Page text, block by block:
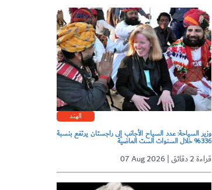
الهند
وزير السياحة: عدد السياح الأجانب إلى راجستان يرتفع بنسبة
336% خلال السنوات الست الماضية
07 Aug 2026 | قراءة 2 دقائق